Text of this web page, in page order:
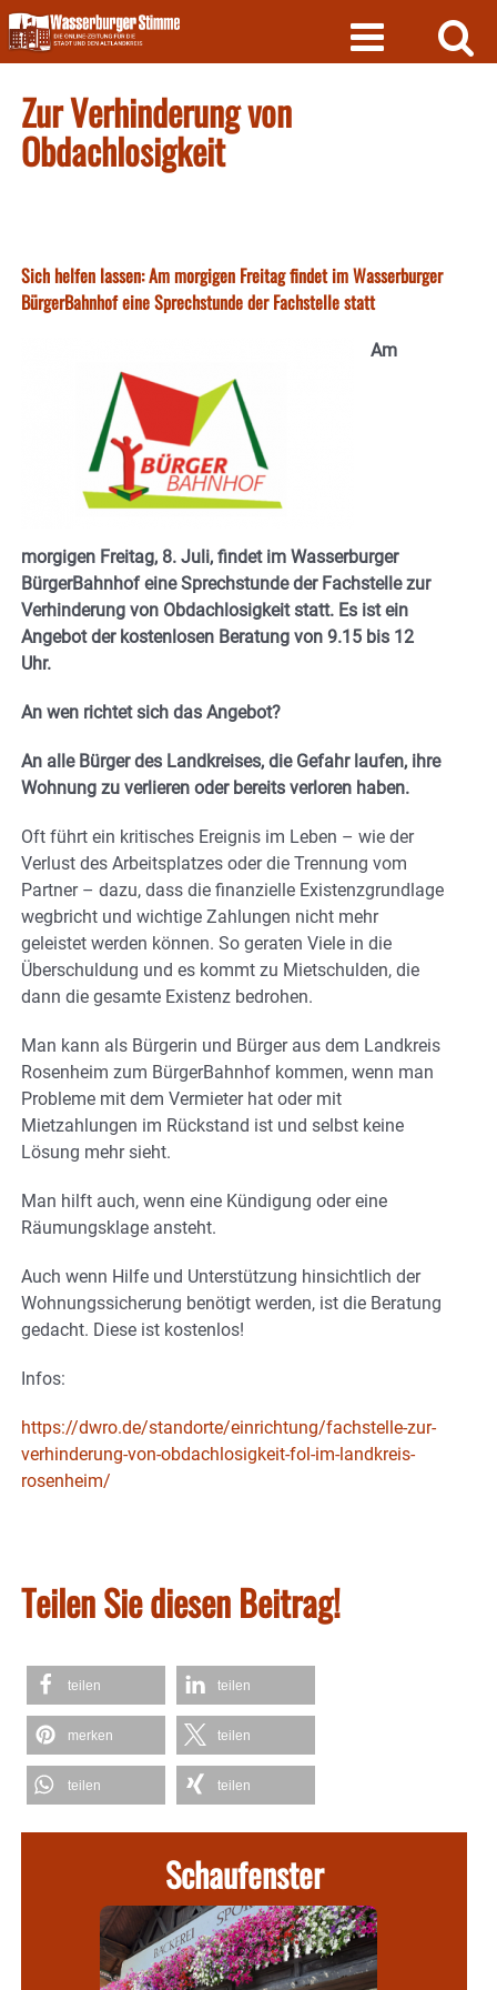
Skip
to
content
Zur Verhinderung von
Obdachlosigkeit
Sich helfen lassen: Am morgigen Freitag findet im Wasserburger
BürgerBahnhof eine Sprechstunde der Fachstelle statt
Am
morgigen Freitag, 8. Juli, findet im Wasserburger
BürgerBahnhof eine Sprechstunde der Fachstelle zur
Verhinderung von Obdachlosigkeit statt. Es ist ein
Angebot der kostenlosen Beratung von 9.15 bis 12
Uhr.
An wen richtet sich das Angebot?
An alle Bürger des Landkreises, die Gefahr laufen, ihre
Wohnung zu verlieren oder bereits verloren haben.
Oft führt ein kritisches Ereignis im Leben – wie der
Verlust des Arbeitsplatzes oder die Trennung vom
Partner – dazu, dass die finanzielle Existenzgrundlage
wegbricht und wichtige Zahlungen nicht mehr
geleistet werden können. So geraten Viele in die
Überschuldung und es kommt zu Mietschulden, die
dann die gesamte Existenz bedrohen.
Man kann als Bürgerin und Bürger aus dem Landkreis
Rosenheim zum BürgerBahnhof kommen, wenn man
Probleme mit dem Vermieter hat oder mit
Mietzahlungen im Rückstand ist und selbst keine
Lösung mehr sieht.
Man hilft auch, wenn eine Kündigung oder eine
Räumungsklage ansteht.
Auch wenn Hilfe und Unterstützung hinsichtlich der
Wohnungssicherung benötigt werden, ist die Beratung
gedacht. Diese ist kostenlos!
Infos:
https://dwro.de/standorte/einrichtung/fachstelle-zur-
verhinderung-von-obdachlosigkeit-fol-im-landkreis-
rosenheim/
Teilen Sie diesen Beitrag!
teilen teilen
merken teilen
teilen teilen
Schaufenster